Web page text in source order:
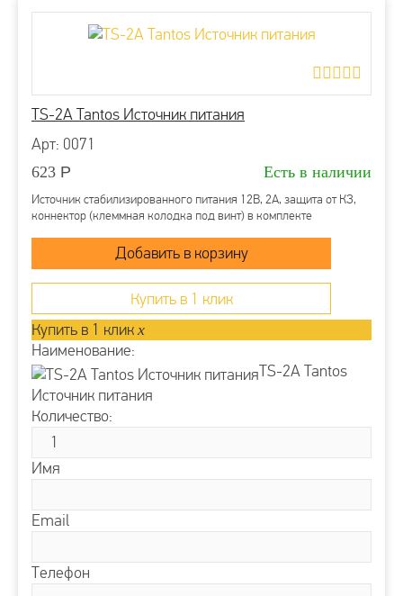
TS-2A Tantos Источник питания
Арт: 0071
623 Р Есть в наличии
Источник стабилизированного питания 12В, 2А, защита от КЗ,
коннектор (клеммная колодка под винт) в комплекте
Купить в 1 клик
Купить в 1 клик x
Наименование:
TS-2A Tantos
Источник питания
Количество:
Имя
Email
Телефон